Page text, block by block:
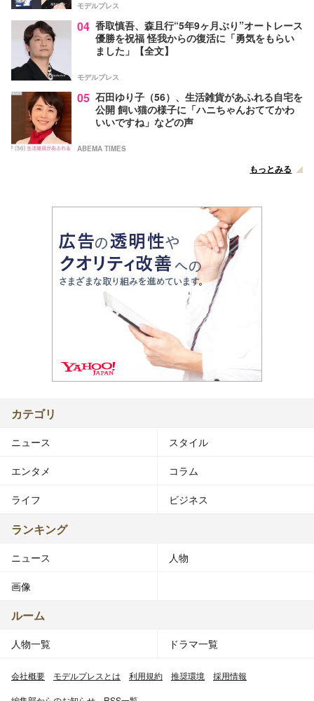
モデルプレス
04 香取慎吾、森且行“5年9ヶ月ぶり”オートレース
優勝を祝福 怪我からの復活に「勇気をもらい
ました」【全文】
モデルプレス
05 石田ゆり子（56）、生活雑貨があふれる自宅を
公開 飼い猫の様子に「ハニちゃんおててかわ
いいですね」などの声
ABEMA TIMES
もっとみる
カテゴリ
ニュース スタイル
エンタメ コラム
ライフ ビジネス
ランキング
ニュース 人物
画像
ルーム
人物一覧 ドラマ一覧
会社概要 モデルプレスとは 利用規約 推奨環境 採用情報